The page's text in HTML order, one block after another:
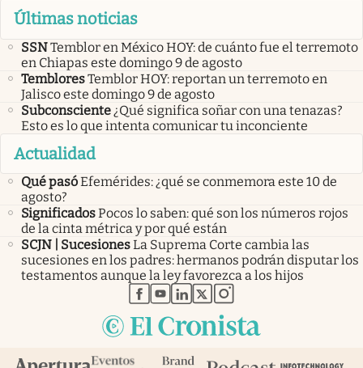
Últimas noticias
SSNTemblor en México HOY: de cuánto fue el terremoto
en Chiapas este domingo 9 de agosto
TembloresTemblor HOY: reportan un terremoto en
Jalisco este domingo 9 de agosto
Subconsciente ¿Qué significa soñar con una tenazas?
Esto es lo que intenta comunicar tu inconciente
Actualidad
Qué pasóEfemérides: ¿qué se conmemora este 10 de
agosto?
SignificadosPocos lo saben: qué son los números rojos
de la cinta métrica y por qué están
SCJN | SucesionesLa Suprema Corte cambia las
sucesiones en los padres: hermanos podrán disputar los
testamentos aunque la ley favorezca a los hijos
abre en nueva pestaña
abre en nueva pestaña
abre en nueva pestaña
abre en nueva pestaña
abre en nueva pestaña